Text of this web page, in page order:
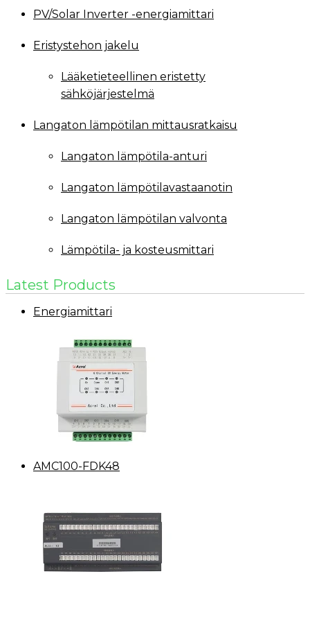
PV/Solar Inverter -energiamittari
Eristystehon jakelu
Lääketieteellinen eristetty
sähköjärjestelmä
Langaton lämpötilan mittausratkaisu
Langaton lämpötila-anturi
Langaton lämpötilavastaanotin
Langaton lämpötilan valvonta
Lämpötila- ja kosteusmittari
Latest Products
Energiamittari
AMC100-FDK48